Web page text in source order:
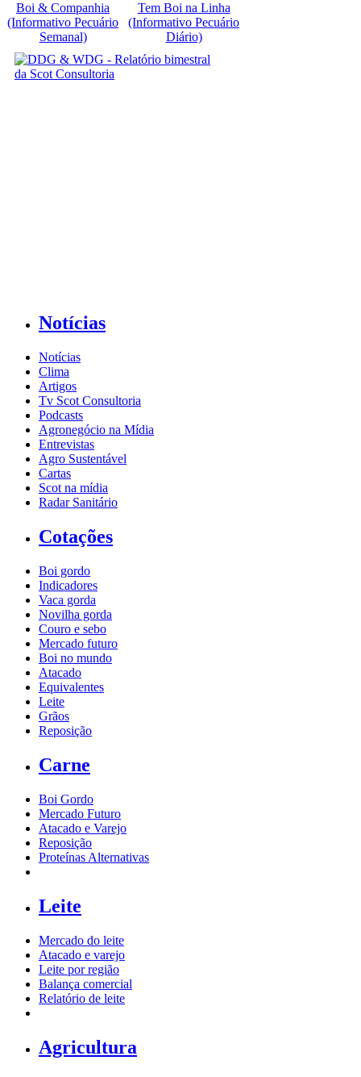
Boi & Companhia
(Informativo Pecuário
Semanal)
Tem Boi na Linha
(Informativo Pecuário
Diário)
Notícias
Notícias
Clima
Artigos
Tv Scot Consultoria
Podcasts
Agronegócio na Mídia
Entrevistas
Agro Sustentável
Cartas
Scot na mídia
Radar Sanitário
Cotações
Boi gordo
Indicadores
Vaca gorda
Novilha gorda
Couro e sebo
Mercado futuro
Boi no mundo
Atacado
Equivalentes
Leite
Grãos
Reposição
Carne
Boi Gordo
Mercado Futuro
Atacado e Varejo
Reposição
Proteínas Alternativas
Leite
Mercado do leite
Atacado e varejo
Leite por região
Balança comercial
Relatório de leite
Agricultura